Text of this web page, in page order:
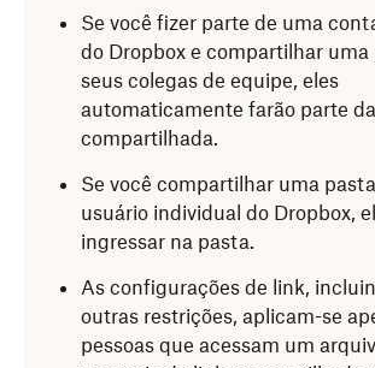
gostaria de compartilhar.
Clique emCompartilharao lado do
Dropbox.
Clique emAdicionar pessoas
Digite oe-mail, onome ou ogrupo
pessoas) com quem deseja
para selecioná-los nos resultados.
Observação:você pode
pessoas quiser.
Android ou
(mais opções) no iOS.
Toque emCompartilhar.
Toque emBuscar.
Toque emEnviar parae digite oe-
grupoda pessoa (ou das pessoas)
deseja compartilhar o arquivo ou a
Toque nos resultados para
Observação:você pode convidar
pessoas quiser.
Se você fizer parte de uma
do Dropbox e compartilhar uma
seus colegas de equipe, eles
automaticamente farão parte
compartilhada.
Se você compartilhar uma
usuário individual do Dropbox,
ingressar na pasta.
As configurações de link,
outras restrições, aplicam-se
pessoas que acessam um